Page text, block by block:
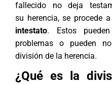
fallecido no deja
su herencia, se procede
intestato. Estos
problemas o pueden
división de la herencia.
¿Qué es la